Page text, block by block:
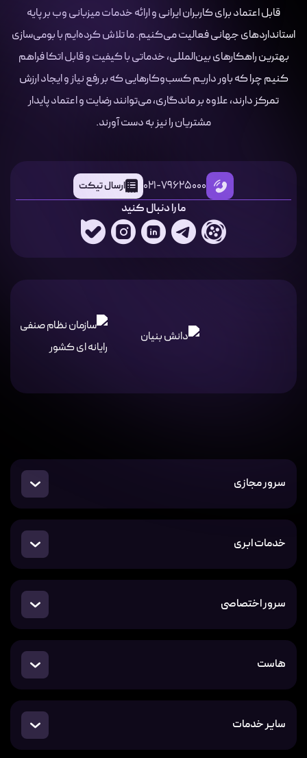
قابل اعتماد برای کاربران ایرانی و ارائه خدمات میزبانی وب بر پایه
استانداردهای جهانی فعالیت می‌کنیم. ما تلاش کرده‌ایم با بومی‌سازی
بهترین راهکارهای بین‌المللی، خدماتی با کیفیت و قابل اتکا فراهم
کنیم چرا که باور داریم کسب‌وکارهایی که بر رفع نیاز و ایجاد ارزش
تمرکز دارند، علاوه بر ماندگاری، می‌توانند رضایت و اعتماد پایدار
مشتریان را نیز به دست آورند.
021-79625000 ارسال تیکت
ما را دنبال کنید
سرور مجازی
خدمات ابری
سرور اختصاصی
هاست
سایر خدمات